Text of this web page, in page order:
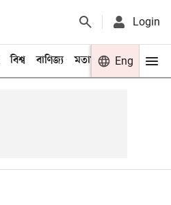
Login
বিশ্ব বাণিজ্য মতামত খেলা
Eng